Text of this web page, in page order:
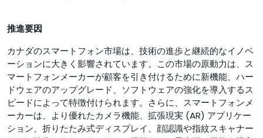
推進要因
カナダのスマートフォン市場は、技術の進歩と継続的なイノベ
ーションに大きく影響されています。この市場の原動力は、ス
マートフォンメーカーが顧客を引き付けるために新機能、ハー
ドウェアのアップグレード、ソフトウェアの強化を導入するス
ピードによって特徴付けられます。さらに、スマートフォンメ
ーカーは、より優れたカメラ機能、拡張現実 (AR) アプリケー
ション、折りたたみ式ディスプレイ、顔認識や指紋スキャナー